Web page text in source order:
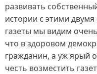
развивать
истории с этими
газеты мы видим
что в здоровом
гражданин, а уж ярый
честь возместить